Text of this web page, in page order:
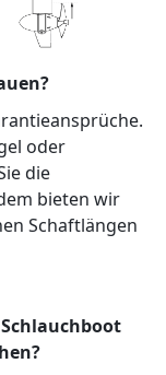
oder
die
bieten wir
Schaftlängen